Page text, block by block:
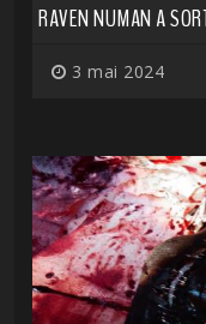
RAVEN NUMAN A
3 mai 2024